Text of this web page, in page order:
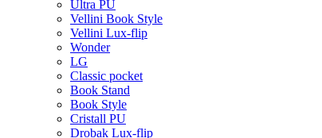
Ultra PU
Vellini Book Style
Vellini Lux-flip
Wonder
LG
Classic pocket
Book Stand
Book Style
Cristall PU
Drobak Lux-flip